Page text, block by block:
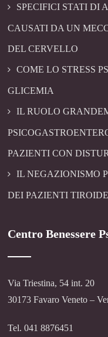
SPECIFICI STATI DI
CAUSATI DA UN
DEL CERVELLO
COME LO STRESS
GLICEMIA
IL RUOLO
PAZIENTI CON
IL NEGAZIONISMO
DEI PAZIENTI
Centro Benessere
Via Triestina, 54 int. 20
30173 Favaro Veneto –
Tel. 041 8876451